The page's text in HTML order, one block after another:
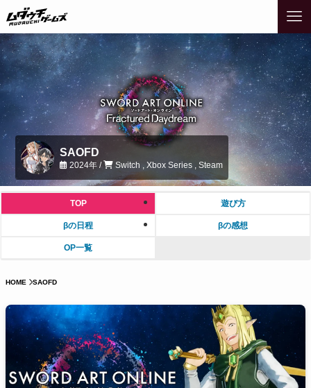
SAOFD
2024年 / Switch , Xbox Series , Steam
TOP 遊び方
βの日程 βの感想
OP一覧
HOME SAOFD